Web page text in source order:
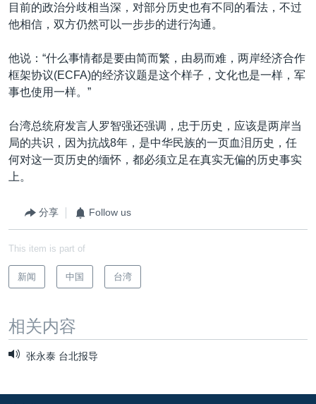
目前的政治分歧相当深，对部分历史也有不同的看法，不过
他相信，双方仍然可以一步步的进行沟通。
他说：“什么事情都是要由简而繁，由易而难，两岸经济合作
框架协议(ECFA)的经济议题是这个样子，文化也是一样，军
事也使用一样。”
台湾总统府发言人罗智强还强调，忠于历史，应该是两岸当
局的共识，因为抗战8年，是中华民族的一页血泪历史，任
何对这一页历史的缅怀，都必须立足在真实无偏的历史事实
上。
分享 Follow us
This item is part of
新闻 中国 台湾
相关内容
张永泰 台北报导